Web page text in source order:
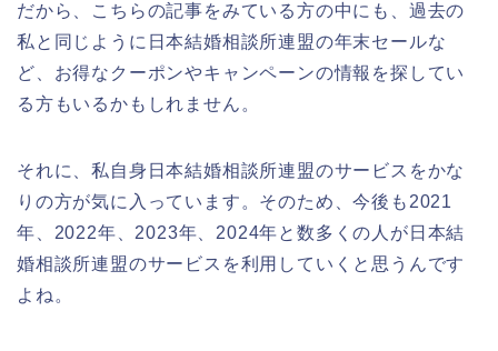
だから、こちらの記事をみている方の中にも、過去の
私と同じように日本結婚相談所連盟の年末セールな
ど、お得なクーポンやキャンペーンの情報を探してい
る方もいるかもしれません。
それに、私自身日本結婚相談所連盟のサービスをかな
りの方が気に入っています。そのため、今後も2021
年、2022年、2023年、2024年と数多くの人が日本結
婚相談所連盟のサービスを利用していくと思うんです
よね。